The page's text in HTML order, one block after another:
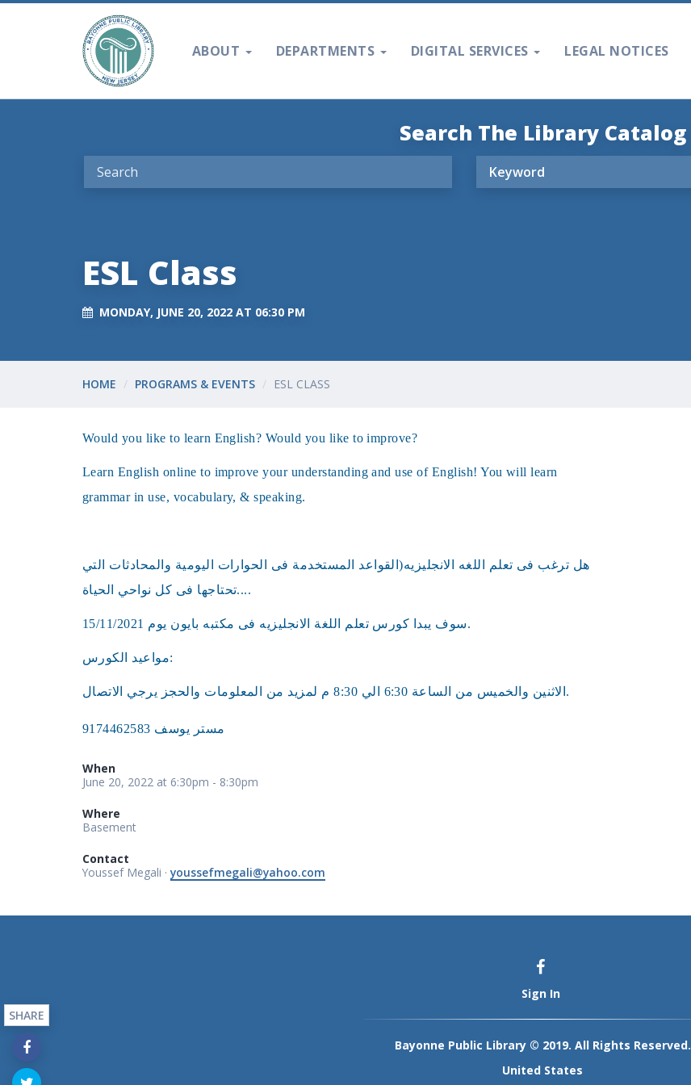
ABOUT DEPARTMENTS DIGITAL SERVICES LEGAL NOTICES
Search The Library Catalog
ESL Class
MONDAY, JUNE 20, 2022 AT 06:30 PM
HOME PROGRAMS & EVENTS ESL CLASS
Would you like to learn English? Would you like to improve?
Learn English online to improve your understanding and use of English! You will learn
grammar in use, vocabulary, & speaking.
هل ترغب فى تعلم اللغه الانجليزيه(القواعد المستخدمة فى الحوارات اليومية والمحادثات التي
تحتاجها فى كل نواحي الحياة....
سوف يبدا كورس تعلم اللغة الانجليزيه فى مكتبه بايون يوم 15/11/2021.
مواعيد الكورس:
الاثنين والخميس من الساعة 6:30 الي 8:30 م لمزيد من المعلومات والحجز يرجي الاتصال.
مستر يوسف 9174462583
When
June 20, 2022 at 6:30pm - 8:30pm
Where
Basement
Contact
Youssef Megali ·youssefmegali@yahoo.com
Sign In
Bayonne Public Library © 2019. All Rights Reserved.
United States
SHARE